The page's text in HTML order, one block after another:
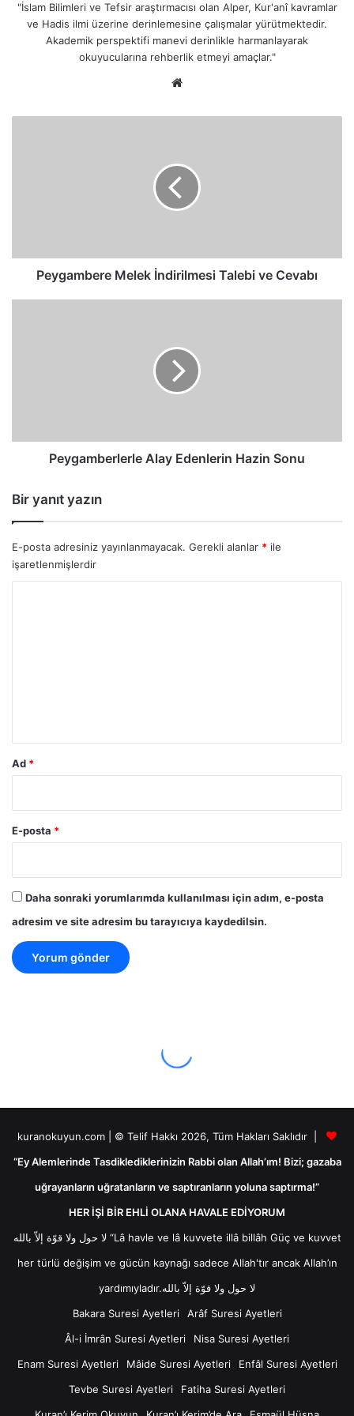
"İslam Bilimleri ve Tefsir araştırmacısı olan Alper, Kur'anî kavramlar
ve Hadis ilmi üzerine derinlemesine çalışmalar yürütmektedir.
Akademik perspektifi manevi derinlikle harmanlayarak
okuyucularına rehberlik etmeyi amaçlar."
Peygambere Melek İndirilmesi Talebi ve Cevabı
Peygamberlerle Alay Edenlerin Hazin Sonu
Bir yanıt yazın
E-posta adresiniz yayınlanmayacak. Gerekli alanlar * ile
işaretlenmişlerdir
Ad *
E-posta *
Daha sonraki yorumlarımda kullanılması için adım, e-posta
adresim ve site adresim bu tarayıcıya kaydedilsin.
kuranokuyun.com | © Telif Hakkı 2026, Tüm Hakları Saklıdır |
“Ey Alemlerinde Tasdiklediklerinizin Rabbi olan Allah’ım! Bizi; gazaba
uğrayanların uğratanların ve saptıranların yoluna saptırma!”
HER İŞİ BİR EHLİ OLANA HAVALE EDİYORUM
لا حول ولا قوّة إلاّ بالله “Lâ havle ve lâ kuvvete illâ billâh Güç ve kuvvet
her türlü değişim ve gücün kaynağı sadece Allah'tır ancak Allah’ın
yardımıyladır.لا حول ولا قوّة إلاّ بالله
Bakara Suresi Ayetleri
Arâf Suresi Ayetleri
Âl-i İmrân Suresi Ayetleri
Nisa Suresi Ayetleri
Enam Suresi Ayetleri
Mâide Suresi Ayetleri
Enfâl Suresi Ayetleri
Tevbe Suresi Ayetleri
Fatiha Suresi Ayetleri